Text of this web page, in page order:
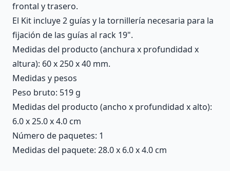
frontal y trasero.
El Kit incluye 2 guías y la tornillería necesaria para la
fijación de las guías al rack 19".
Medidas del producto (anchura x profundidad x
altura): 60 x 250 x 40 mm.
Medidas y pesos
Peso bruto: 519 g
Medidas del producto (ancho x profundidad x alto):
6.0 x 25.0 x 4.0 cm
Número de paquetes: 1
Medidas del paquete: 28.0 x 6.0 x 4.0 cm